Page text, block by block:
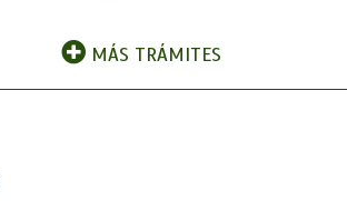
MÁS TRÁMITES